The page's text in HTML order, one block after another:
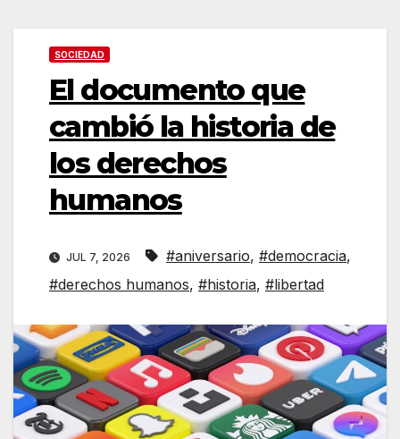
SOCIEDAD
El documento que
cambió la historia de
los derechos
humanos
JUL 7, 2026 #aniversario, #democracia,
#derechos humanos, #historia, #libertad